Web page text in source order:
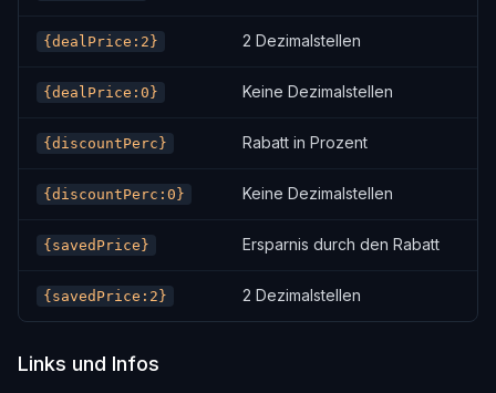
{dealPrice:2} 2 Dezimalstellen
{dealPrice:0} Keine Dezimalstellen
{discountPerc} Rabatt in Prozent
{discountPerc:0} Keine Dezimalstellen
{savedPrice} Ersparnis durch den Rabatt
{savedPrice:2} 2 Dezimalstellen
Links und Infos